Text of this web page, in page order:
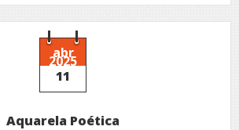
Mostra
Companheiros
de
Cinema
abr
2025
11
Aquarela Poética